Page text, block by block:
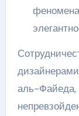
аль-Файеда,